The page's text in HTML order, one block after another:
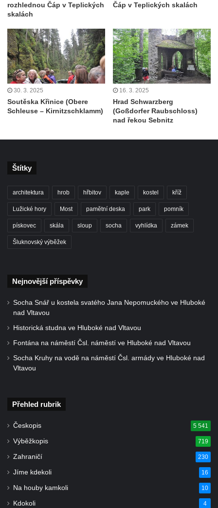
rozhlednou Čáp v Teplických
skalách
Čáp v Teplických skalách
30. 3. 2025
Soutěska Křinice (Obere
Schleuse – Kirnitzschklamm)
16. 3. 2025
Hrad Schwarzberg
(Goßdorfer Raubschloss)
nad řekou Sebnitz
Štítky
architektura hrob hřbitov kaple kostel kříž
Lužické hory Most pamětní deska park pomník
pískovec skála sloup socha vyhlídka zámek
Šluknovský výběžek
Nejnovější příspěvky
Socha Snář u kostela svatého Jana Nepomuckého ve Hluboké
nad Vltavou
Historická studna ve Hluboké nad Vltavou
Fontána na náměstí Čsl. náměstí ve Hluboké nad Vltavou
Socha Kruhy na vodě na náměstí Čsl. armády ve Hluboké nad
Vltavou
Přehled rubrik
Českopis 5 541
Výběžkopis 719
Zahraničí 230
Jíme kdekoli 16
Na houby kamkoli 10
Kdokoli 4